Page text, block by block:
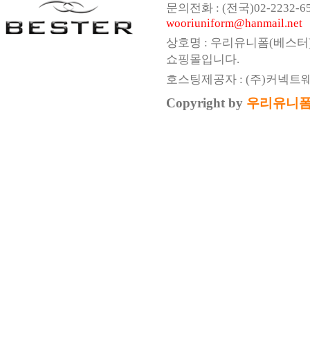
문의전화 : (전국)02-2232-
wooriuniform@hanmail.net
상호명 : 우리유니폼(베스
쇼핑몰입니다.
호스팅제공자 : (주)커넥트
Copyright by 우리유니